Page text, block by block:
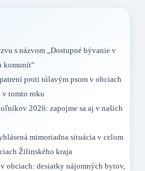
s názvom „Dostupné bývanie v
komunít“
proti túlavým psom v obciach
v tomto roku
2026: zapojme sa aj v našich
mimoriadna situácia v celom
Žilinského kraja
obciach: desiatky nájomných bytov,